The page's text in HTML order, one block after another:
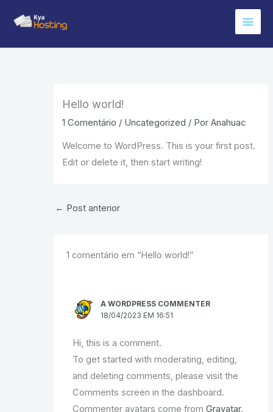
para
Hello world!
1 Comentário / Uncategorized / PorAnahuac
Welcome to WordPress. This is your first post.
Edit or delete it, then start writing!
← Post anterior
1 comentário em “Hello world!”
A WORDPRESS COMMENTER
18/04/2023 EM 16:51
Hi, this is a comment.
To get started with moderating, editing,
and deleting comments, please visit the
Comments screen in the dashboard.
Commenter avatars come fromGravatar.